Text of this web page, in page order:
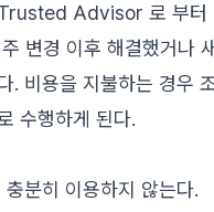
Advisor 로 부터
변경 이후 해결했거나
. 비용을 지불하는 경우
수행하게 된다.
분히 이용하지 않는다.